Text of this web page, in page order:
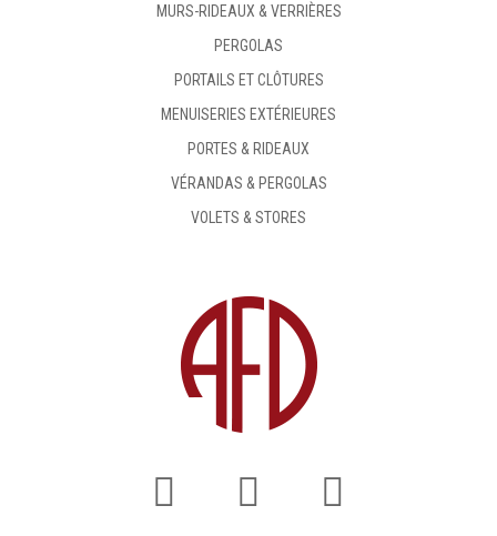
MURS-RIDEAUX & VERRIÈRES
PERGOLAS
PORTAILS ET CLÔTURES
MENUISERIES EXTÉRIEURES
PORTES & RIDEAUX
VÉRANDAS & PERGOLAS
VOLETS & STORES